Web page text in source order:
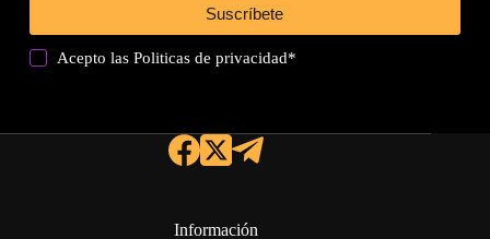
Suscríbete
Acepto lasPoliticas de privacidad*
Información